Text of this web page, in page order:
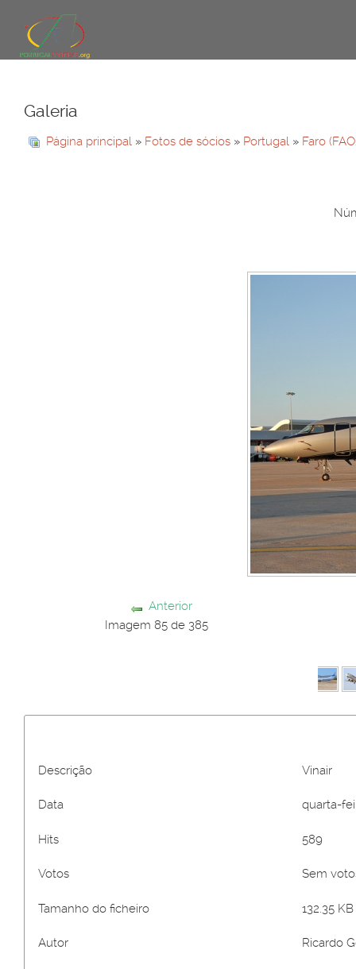
Galeria
Página principal » Fotos de sócios » Portugal » Faro
Anterior
Imagem 85 de 385
Descrição Vinair
Data quarta-
Hits 589
Votos Sem
Tamanho do ficheiro 132.35
Autor Ricardo